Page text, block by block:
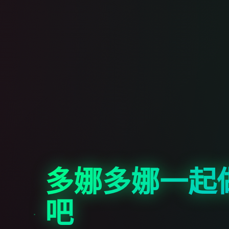
多娜多娜一起
吧